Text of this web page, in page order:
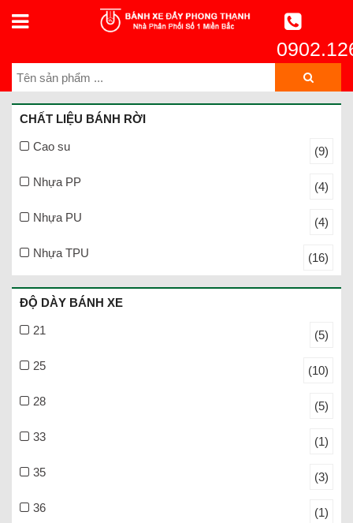
CHẤT LIỆU BÁNH RỜI
Cao su (9)
Nhựa PP (4)
Nhựa PU (4)
Nhựa TPU (16)
ĐỘ DÀY BÁNH XE
21 (5)
25 (10)
28 (5)
33 (1)
35 (3)
36 (1)